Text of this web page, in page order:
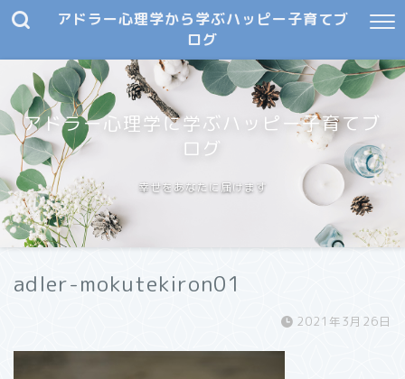
アドラー心理学から学ぶハッピー子育てブ
ログ
アドラー心理学に学ぶハッピー子育てブ
ログ
幸せをあなたに届けます
adler-mokutekiron01
2021年3月26日